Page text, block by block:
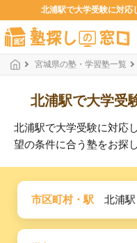
北浦駅で大学受験に対応
宮城県の塾・学習塾一覧
北浦駅で大学受
北浦駅で大学受験に対応
望の条件に合う塾をお探
市区町村・駅 北浦駅